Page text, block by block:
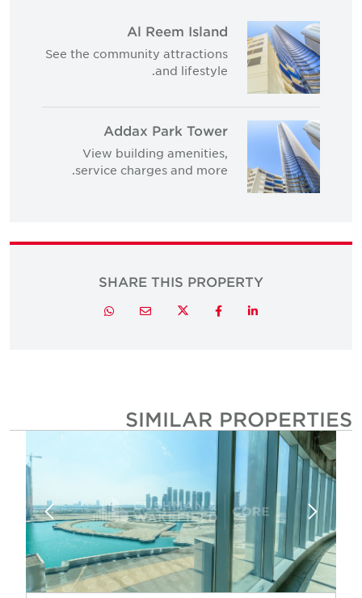
Al Reem Island
See the community attractions
and lifestyle.
Addax Park Tower
View building amenities,
service charges and more.
SHARE THIS PROPERTY
LinkedIn
Facebook
Twitter
Email
Whatsapp
SIMILAR PROPERTIES